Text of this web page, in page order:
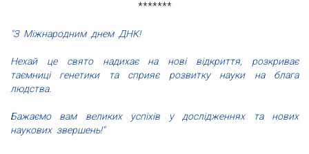
*******
"З Міжнародним днем ДНК!
Нехай це свято надихає на нові відкриття, розкриває
таємниці генетики та сприяє розвитку науки на блага
людства.
Бажаємо вам великих успіхів у дослідженнях та нових
наукових звершень!"